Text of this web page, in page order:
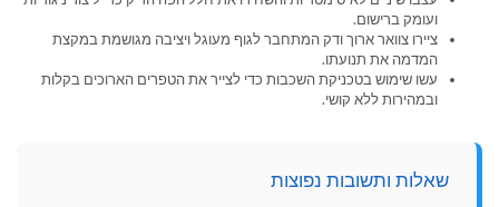
ועומק ברישום.
ציירו צוואר ארוך ודק המתחבר לגוף מעוגל ויציבה מגושמת במקצת
המדמה את תנועתו.
עשו שימוש בטכניקת השכבות כדי לצייר את הטפרים הארוכים בקלות
ובמהירות ללא קושי.
שאלות ותשובות נפוצות